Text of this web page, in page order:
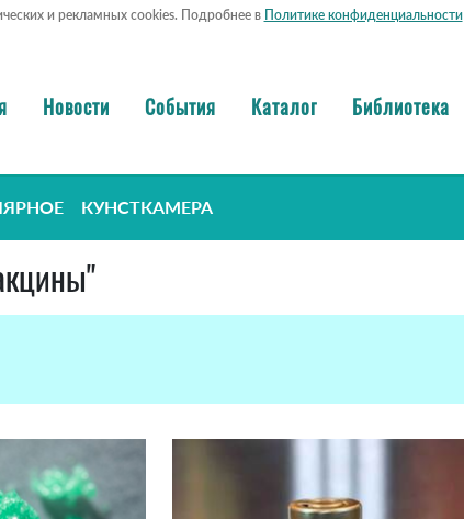
и рекламных cookies. Подробнее в Политике конфиденциальности
Новости События Каталог Библиотека
КУНСТКАМЕРА